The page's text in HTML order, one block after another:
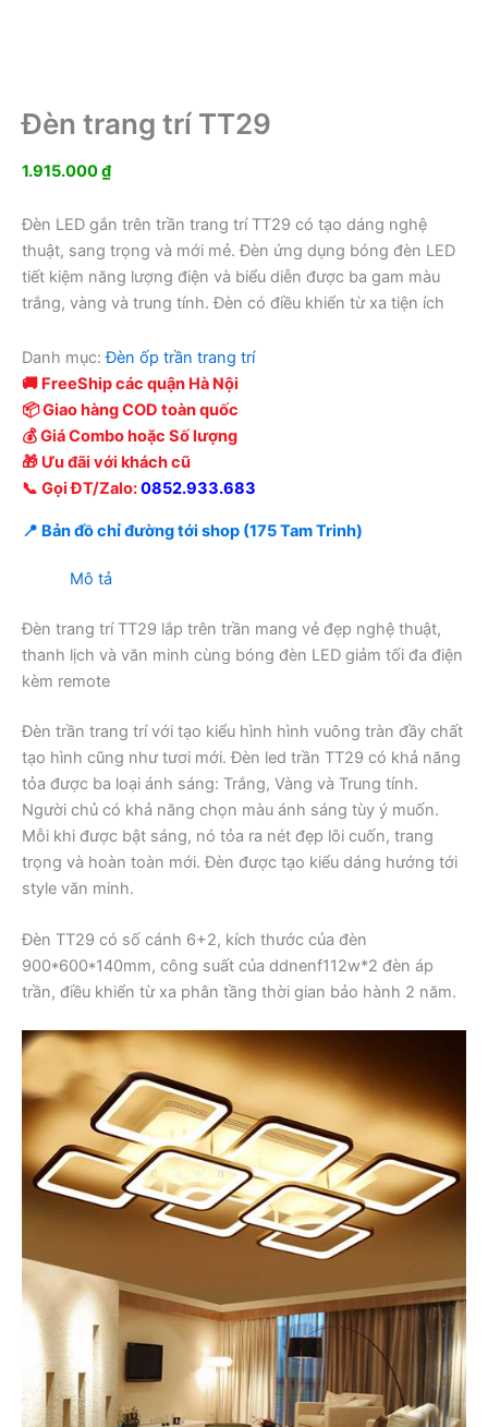
Đèn trang trí TT29
1.915.000₫
Đèn LED gắn trên trần trang trí TT29 có tạo dáng nghệ
thuật, sang trọng và mới mẻ. Đèn ứng dụng bóng đèn LED
tiết kiệm năng lượng điện và biểu diễn được ba gam màu
trắng, vàng và trung tính. Đèn có điều khiển từ xa tiện ích
Danh mục:Đèn ốp trần trang trí
🚚 FreeShip các quận Hà Nội
📦 Giao hàng COD toàn quốc
💰 Giá Combo hoặc Số lượng
🎁 Ưu đãi với khách cũ
📞 Gọi ĐT/Zalo:0852.933.683
📍 Bản đồ chỉ đường tới shop (175 Tam Trinh)
Mô tả
Đèn trang trí TT29 lắp trên trần mang vẻ đẹp nghệ thuật,
thanh lịch và văn minh cùng bóng đèn LED giảm tối đa điện
kèm remote
Đèn trần trang trí với tạo kiểu hình hình vuông tràn đầy chất
tạo hình cũng như tươi mới. Đèn led trần TT29 có khả năng
tỏa được ba loại ánh sáng: Trắng, Vàng và Trung tính.
Người chủ có khả năng chọn màu ánh sáng tùy ý muốn.
Mỗi khi được bật sáng, nó tỏa ra nét đẹp lôi cuốn, trang
trọng và hoàn toàn mới. Đèn được tạo kiểu dáng hướng tới
style văn minh.
Đèn TT29 có số cánh 6+2, kích thước của đèn
900*600*140mm, công suất của ddnenf112w*2 đèn áp
trần, điều khiển từ xa phân tầng thời gian bảo hành 2 năm.